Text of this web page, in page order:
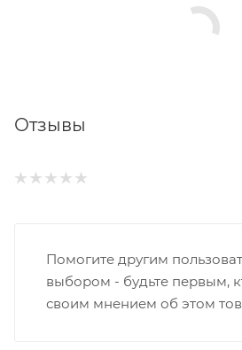
Отзывы
Помогите другим
выбором - будьте первым,
своим мнением об этом